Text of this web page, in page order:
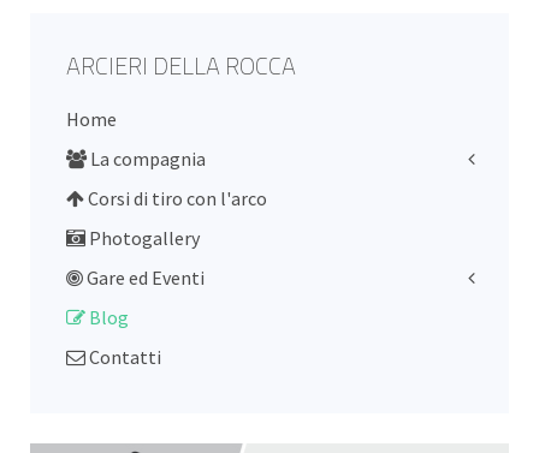
ARCIERI DELLA ROCCA
Home
La compagnia
Corsi di tiro con l'arco
Photogallery
Gare ed Eventi
Blog
Contatti